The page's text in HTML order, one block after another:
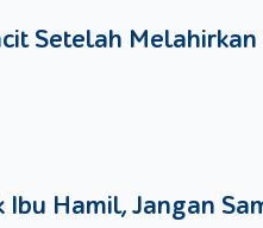
ini dilakukan agar mood
Setelah Melahirkan
Hamil, Jangan